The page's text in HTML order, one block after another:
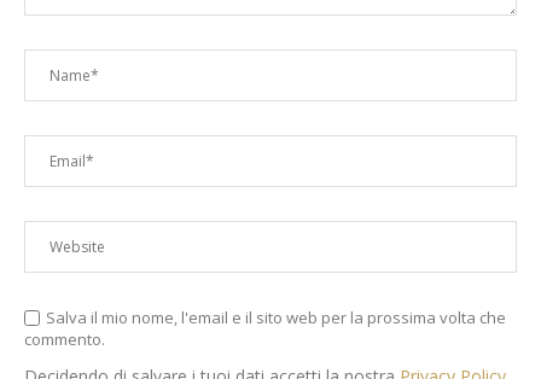
Salva il mio nome, l'email e il sito web per la prossima volta che
commento.